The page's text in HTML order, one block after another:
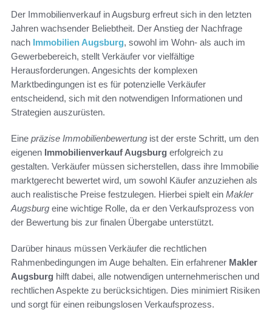
Der Immobilienverkauf in Augsburg erfreut sich in den letzten
Jahren wachsender Beliebtheit. Der Anstieg der Nachfrage
nach Immobilien Augsburg, sowohl im Wohn- als auch im
Gewerbebereich, stellt Verkäufer vor vielfältige
Herausforderungen. Angesichts der komplexen
Marktbedingungen ist es für potenzielle Verkäufer
entscheidend, sich mit den notwendigen Informationen und
Strategien auszurüsten.
Eine präzise Immobilienbewertung ist der erste Schritt, um den
eigenen Immobilienverkauf Augsburg erfolgreich zu
gestalten. Verkäufer müssen sicherstellen, dass ihre Immobilie
marktgerecht bewertet wird, um sowohl Käufer anzuziehen als
auch realistische Preise festzulegen. Hierbei spielt ein Makler
Augsburg eine wichtige Rolle, da er den Verkaufsprozess von
der Bewertung bis zur finalen Übergabe unterstützt.
Darüber hinaus müssen Verkäufer die rechtlichen
Rahmenbedingungen im Auge behalten. Ein erfahrener Makler
Augsburg hilft dabei, alle notwendigen unternehmerischen und
rechtlichen Aspekte zu berücksichtigen. Dies minimiert Risiken
und sorgt für einen reibungslosen Verkaufsprozess.